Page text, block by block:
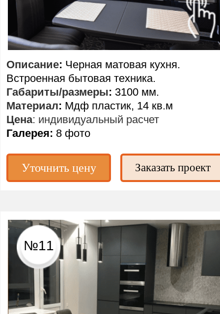
№11
Уточнить цену
Описание: Черная матовая кухня.
Встроенная бытовая техника.
Габариты/размеры: 3100 мм.
Материал: Мдф пластик, 14 кв.м
Цена: индивидуальный расчет
Галерея: 8 фото
Заказать проект